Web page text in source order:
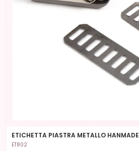
ETICHETTA PIASTRA METALLO HANMADE
ET802